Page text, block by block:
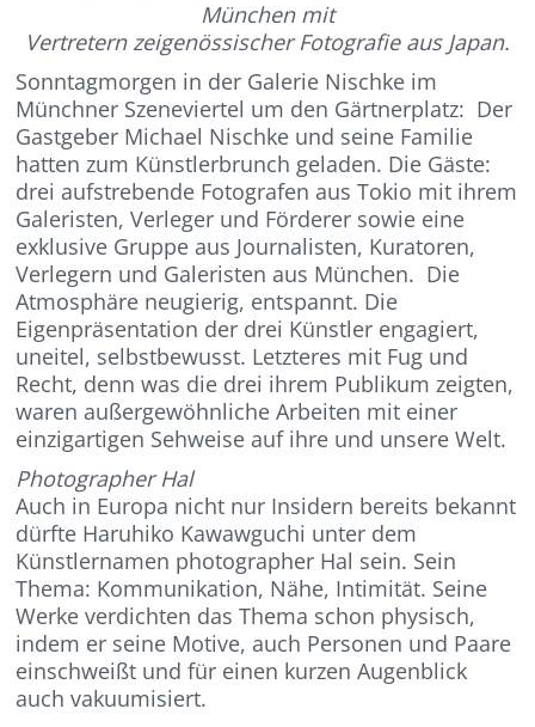
München mit
Vertretern zeigenössischer Fotografie aus Japan.
Sonntagmorgen in der Galerie Nischke im
Münchner Szeneviertel um den Gärtnerplatz: Der
Gastgeber Michael Nischke und seine Familie
hatten zum Künstlerbrunch geladen. Die Gäste:
drei aufstrebende Fotografen aus Tokio mit ihrem
Galeristen, Verleger und Förderer sowie eine
exklusive Gruppe aus Journalisten, Kuratoren,
Verlegern und Galeristen aus München. Die
Atmosphäre neugierig, entspannt. Die
Eigenpräsentation der drei Künstler engagiert,
uneitel, selbstbewusst. Letzteres mit Fug und
Recht, denn was die drei ihrem Publikum zeigten,
waren außergewöhnliche Arbeiten mit einer
einzigartigen Sehweise auf ihre und unsere Welt.
Photographer Hal
Auch in Europa nicht nur Insidern bereits bekannt
dürfte Haruhiko Kawawguchi unter dem
Künstlernamen photographer Hal sein. Sein
Thema: Kommunikation, Nähe, Intimität. Seine
Werke verdichten das Thema schon physisch,
indem er seine Motive, auch Personen und Paare
einschweißt und für einen kurzen Augenblick
auch vakuumisiert.